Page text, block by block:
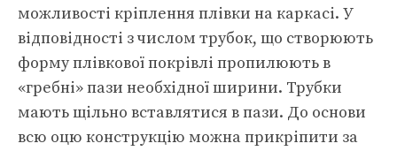
можливості кріплення плівки на каркасі. У
відповідності з числом трубок, що створюють
форму плівкової покрівлі пропилюють в
«гребні» пази необхідної ширини. Трубки
мають щільно вставлятися в пази. До основи
всю оцю конструкцію можна прикріпити за